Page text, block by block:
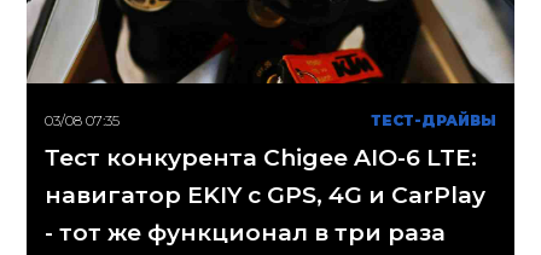
03/08 07:35 ТЕСТ-ДРАЙВЫ
Тест конкурента Chigee AIO-6 LTE:
навигатор EKIY с GPS, 4G и CarPlay
- тот же функционал в три раза